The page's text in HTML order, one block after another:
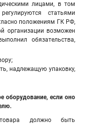
лицами, в том
статьями
положениям ГК РФ,
организации возможен
обязательства,
надлежащую упаковку,
оборудование, если оно
должно быть